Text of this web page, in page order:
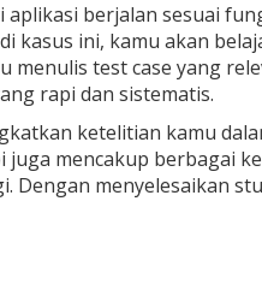
berjalan sesuai
kasus ini, kamu akan
menulis test case yang
rapi dan sistematis.
ketelitian kamu
juga mencakup berbagai
menyelesaikan